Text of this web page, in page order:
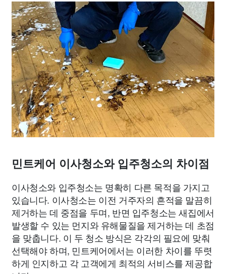
민트케어 이사청소와 입주청소의 차이점
이사청소와 입주청소는 명확히 다른 목적을 가지고
있습니다. 이사청소는 이전 거주자의 흔적을 말끔히
제거하는 데 중점을 두며, 반면 입주청소는 새집에서
발생할 수 있는 먼지와 유해물질을 제거하는 데 초점
을 맞춥니다. 이 두 청소 방식은 각각의 필요에 맞춰
선택해야 하며, 민트케어에서는 이러한 차이를 뚜렷
하게 인지하고 각 고객에게 최적의 서비스를 제공합